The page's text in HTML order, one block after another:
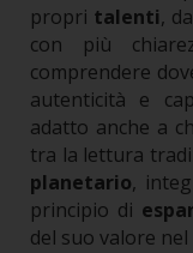
propri talenti,
con più
comprendere
autenticità e
adatto anche a
tra la lettura
planetario,
principio di
del suo valore nel